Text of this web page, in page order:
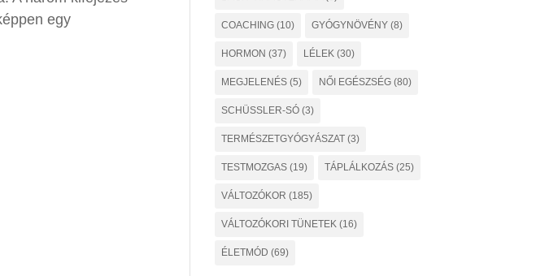
egy
COACHING (10) GYÓGYNÖVÉNY (8)
HORMON (37) LÉLEK (30)
MEGJELENÉS (5) NŐI EGÉSZSÉG (80)
SCHÜSSLER-SÓ (3)
TERMÉSZETGYÓGYÁSZAT (3)
TESTMOZGAS (19) TÁPLÁLKOZÁS (25)
VÁLTOZÓKOR (185)
VÁLTOZÓKORI TÜNETEK (16)
ÉLETMÓD (69)